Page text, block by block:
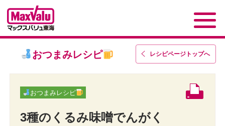
レシピページトップへ
おつまみレシピ
おつまみレシピ
3種のくるみ味噌でんがく